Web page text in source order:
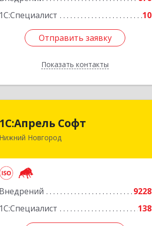
1С:Специалист
10
Отправить заявку
Показать контакты
Подробнее
Отправить заявку
Назад
1С:Апрель Софт
Нижний Новгород
Внедрений
9228
1С:Специалист
138
1С:Апрель Софт
603000, Нижегородская обл, Нижний
Подробнее